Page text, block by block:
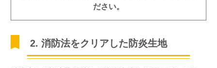
ださい。
2. 消防法をクリアした防炎生地